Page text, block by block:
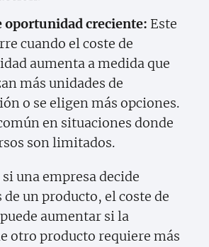
oportunidad creciente: Este
cuando el coste de
aumenta a medida que
más unidades de
o se eligen más opciones.
en situaciones donde
son limitados.
una empresa decide
un producto, el coste de
aumentar si la
otro producto requiere más